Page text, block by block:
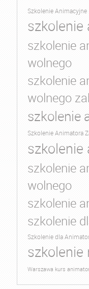
Szkolenie Animacyjne
szkolenie
wolnego
szkolenie
wolnego
szkolenie
Szkolenie Animatora
szkolenie
wolnego
szkolenie
szkolenie
Szkolenie dla
Warszawa kurs